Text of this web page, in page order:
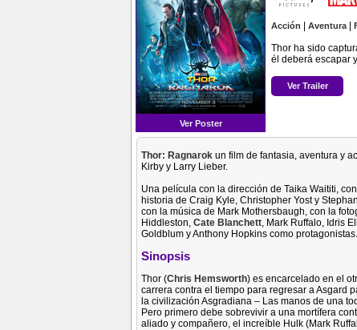
Ver Poster
Acción Aventura|
Thor ha sido
él deberá escapar
Ver Trailer
Thor: Ragnarok un film de fantasia, aventura y
Kirby y Larry Lieber.
Una película con la dirección de Taika Waititi,
historia de Craig Kyle, Christopher Yost y
con la música de Mark Mothersbaugh, con la
Hiddleston, Cate Blanchett, Mark Ruffalo, Idris
Goldblum y Anthony Hopkins como protagonistas.
Sinopsis
Thor (Chris Hemsworth) es encarcelado en el
carrera contra el tiempo para regresar a Asgard
la civilización Asgradiana – Las manos de una
Pero primero debe sobrevivir a una mortífera
aliado y compañero, el increíble Hulk (Mark